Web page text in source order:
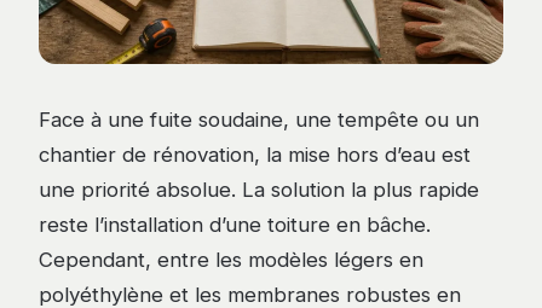
Face à une fuite soudaine, une tempête ou un
chantier de rénovation, la mise hors d’eau est
une priorité absolue. La solution la plus rapide
reste l’installation d’une toiture en bâche.
Cependant, entre les modèles légers en
polyéthylène et les membranes robustes en